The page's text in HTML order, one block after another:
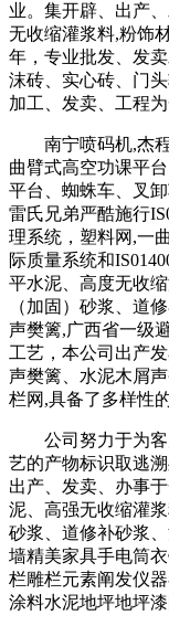
业。集开辟、出产
无收缩灌浆料,粉饰
年，专业批发、发
沫砖、实心砖、门
加工、发卖、工程
南宁喷码机,杰程
曲臂式高空功课平
平台、蜘蛛车、叉
雷氏兄弟严酷施行
理系统，塑料网,一
际质量系统和
平水泥、高度无收
（加固）砂浆、道
声樊篱,广西省一级
工艺，本公司出产
声樊篱、水泥木屑
栏网,具备了多样性
公司努力于为客
艺的产物标识取逃
出产、发卖、办事
泥、高强无收缩灌
砂浆、道修补砂浆
墙精美家具手电筒
栏雕栏元素阐发仪
涂料水泥地坪地坪